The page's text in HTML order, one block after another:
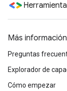
Más información
Preguntas
Explorador de
Cómo empezar